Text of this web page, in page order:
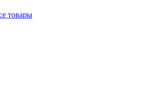
товары